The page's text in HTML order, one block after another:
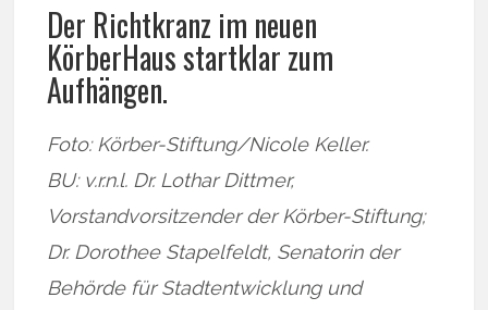
Der Richtkranz im neuen
KörberHaus startklar zum
Aufhängen.
Foto: Körber-Stiftung/Nicole Keller.
BU: v.r.n.l. Dr. Lothar Dittmer,
Vorstandvorsitzender der Körber-Stiftung;
Dr. Dorothee Stapelfeldt, Senatorin der
Behörde für Stadtentwicklung und